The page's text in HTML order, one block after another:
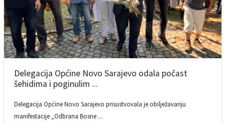
Delegacija Općine Novo Sarajevo odala počast
šehidima i poginulim ...
Delegacija Općine Novo Sarajevo prisustvovala je obilježavanju
manifestacije „Odbrana Bosne ...